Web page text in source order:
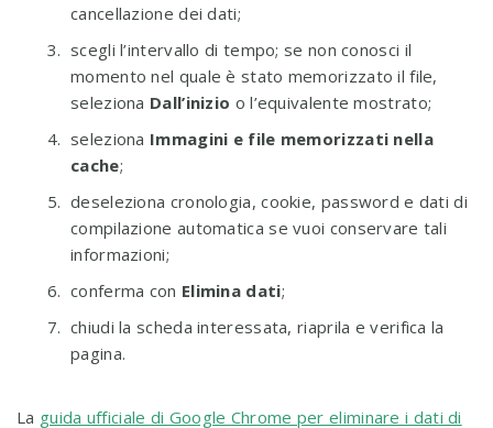
cancellazione dei dati;
scegli l’intervallo di tempo; se non conosci il
momento nel quale è stato memorizzato il file,
seleziona Dall’inizio o l’equivalente mostrato;
seleziona Immagini e file memorizzati nella
cache;
deseleziona cronologia, cookie, password e dati di
compilazione automatica se vuoi conservare tali
informazioni;
conferma con Elimina dati;
chiudi la scheda interessata, riaprila e verifica la
pagina.
La guida ufficiale di Google Chrome per eliminare i dati di